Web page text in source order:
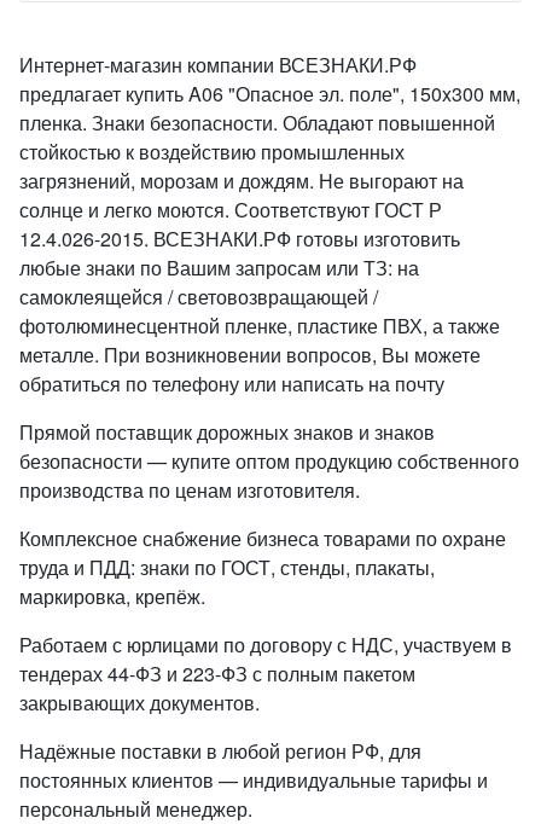
Интернет-магазин компании ВСЕЗНАКИ.РФ
предлагает купить A06 "Опасное эл. поле", 150x300 мм,
пленка. Знаки безопасности. Обладают повышенной
стойкостью к воздействию промышленных
загрязнений, морозам и дождям. Не выгорают на
солнце и легко моются. Соответствуют ГОСТ Р
12.4.026-2015. ВСЕЗНАКИ.РФ готовы изготовить
любые знаки по Вашим запросам или ТЗ: на
самоклеящейся / световозвращающей /
фотолюминесцентной пленке, пластике ПВХ, а также
металле. При возникновении вопросов, Вы можете
обратиться по телефону или написать на почту
Прямой поставщик дорожных знаков и знаков
безопасности — купите оптом продукцию собственного
производства по ценам изготовителя.
Комплексное снабжение бизнеса товарами по охране
труда и ПДД: знаки по ГОСТ, стенды, плакаты,
маркировка, крепёж.
Работаем с юрлицами по договору с НДС, участвуем в
тендерах 44-ФЗ и 223-ФЗ с полным пакетом
закрывающих документов.
Надёжные поставки в любой регион РФ, для
постоянных клиентов — индивидуальные тарифы и
персональный менеджер.